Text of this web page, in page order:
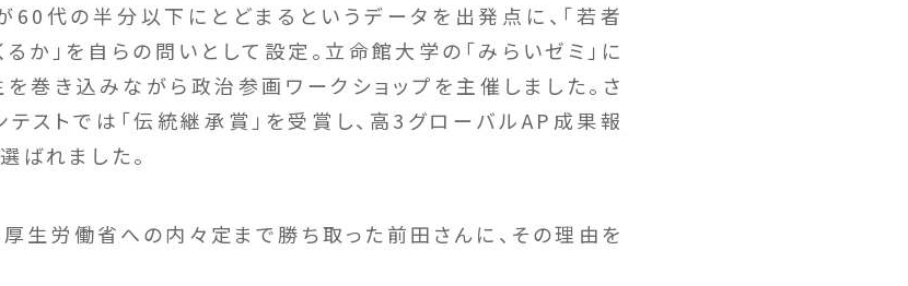
60代の半分以下にとどまるというデータを出発点に、「若者
か」を自らの問いとして設定。立命館大学の「みらいゼミ」に
巻き込みながら政治参画ワークショップを主催しました。さ
ストでは「伝統継承賞」を受賞し、高3グローバルAP成果報
ばれました。
生労働省への内々定まで勝ち取った前田さんに、その理由を